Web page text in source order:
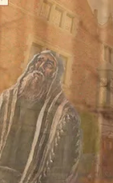
מוסף מושקע
על דמותו
של המשפיע ר'
שילם קוראטין